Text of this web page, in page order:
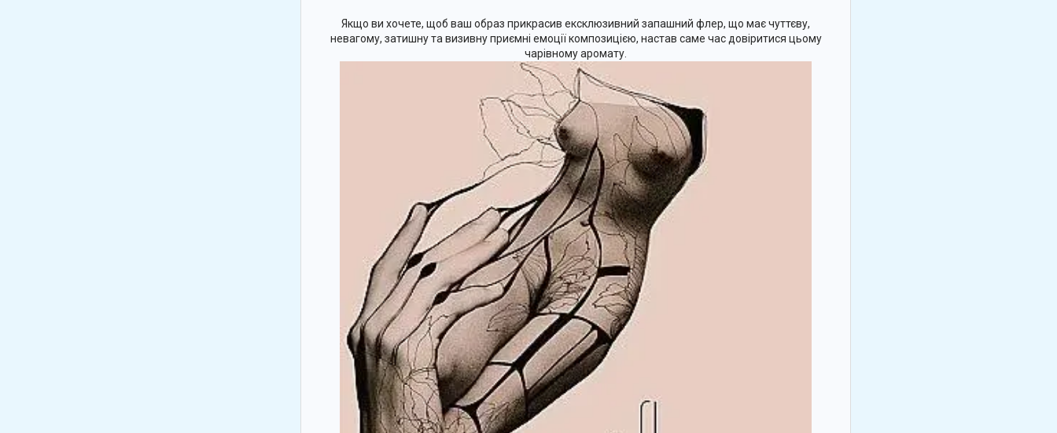
Якщо ви хочете, щоб ваш образ прикрасив ексклюзивний запашний флер, що має чуттєву,
невагому, затишну та визивну приємні емоції композицією, настав саме час довіритися цьому
чарівному аромату.